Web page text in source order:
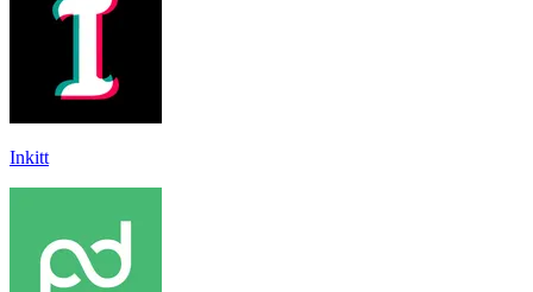
Inkitt